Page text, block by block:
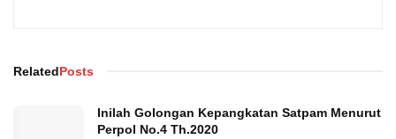
RelatedPosts
Inilah Golongan Kepangkatan Satpam Menurut
Perpol No.4 Th.2020